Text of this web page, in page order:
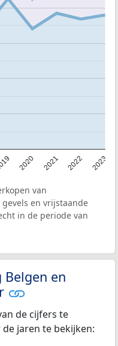
2020 2021 2022 2023
van
en vrijstaande
in de periode van
en
de cijfers te
jaren te bekijken: